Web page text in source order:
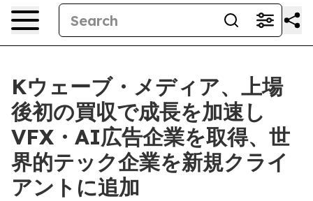
Kウェーブ・メディア、上場
後初の買収で成長を加速し
VFX・AI広告企業を取得、世
界的テック企業を新規クライ
アントに追加